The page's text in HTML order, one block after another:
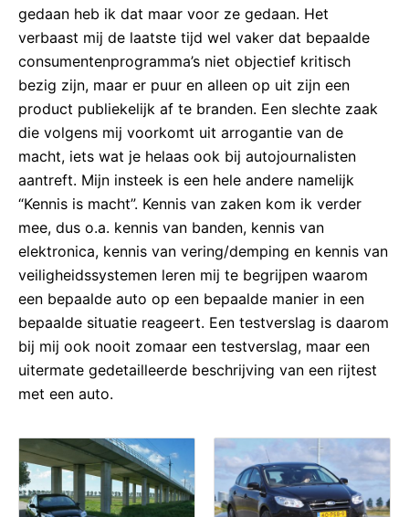
gedaan heb ik dat maar voor ze gedaan. Het
verbaast mij de laatste tijd wel vaker dat bepaalde
consumentenprogramma’s niet objectief kritisch
bezig zijn, maar er puur en alleen op uit zijn een
product publiekelijk af te branden. Een slechte zaak
die volgens mij voorkomt uit arrogantie van de
macht, iets wat je helaas ook bij autojournalisten
aantreft. Mijn insteek is een hele andere namelijk
“Kennis is macht”. Kennis van zaken kom ik verder
mee, dus o.a. kennis van banden, kennis van
elektronica, kennis van vering/demping en kennis van
veiligheidssystemen leren mij te begrijpen waarom
een bepaalde auto op een bepaalde manier in een
bepaalde situatie reageert. Een testverslag is daarom
bij mij ook nooit zomaar een testverslag, maar een
uitermate gedetailleerde beschrijving van een rijtest
met een auto.